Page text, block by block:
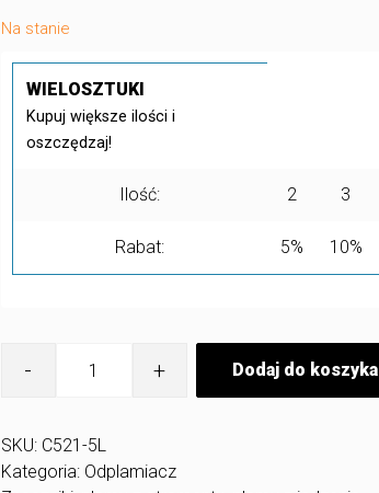
Na stanie
WIELOSZTUKI
Kupuj większe ilości i
oszczędzaj!
Ilość: 2 3
Rabat: 5% 10%
Stain
5
L
-
Dodaj do koszyka
SKU: C521-5L
Kategoria: Odplamiacz